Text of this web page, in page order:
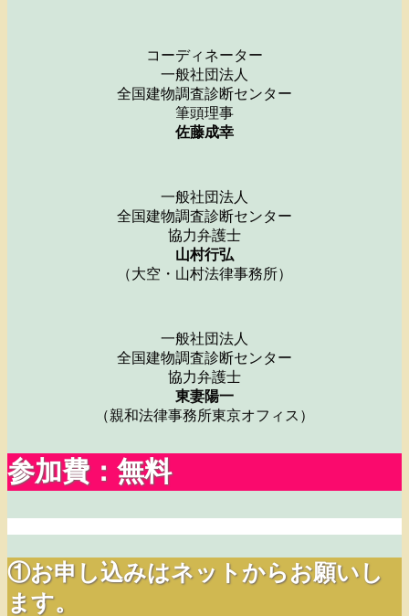
コーディネーター
一般社団法人
全国建物調査診断センター
筆頭理事
佐藤成幸
一般社団法人
全国建物調査診断センター
協力弁護士
山村行弘
（大空・山村法律事務所）
一般社団法人
全国建物調査診断センター
協力弁護士
東妻陽一
（親和法律事務所東京オフィス）
参加費：無料
①お申し込みはネットからお願いし
ます。